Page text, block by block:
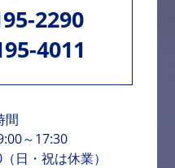
2290
4011
間
～17:30
日・祝は休業）